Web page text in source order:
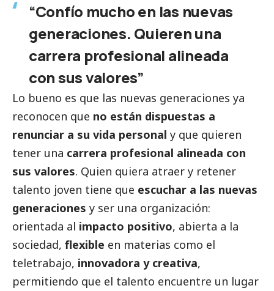
“Confío mucho en las nuevas
generaciones. Quieren una
carrera profesional alineada
con sus valores”
Lo bueno es que las nuevas generaciones ya
reconocen que no están dispuestas a
renunciar a su vida personal y que quieren
tener una carrera profesional alineada con
sus valores. Quien quiera atraer y retener
talento joven tiene que escuchar a las nuevas
generaciones y ser una organización:
orientada al impacto positivo, abierta a la
sociedad, flexible en materias como el
teletrabajo, innovadora y creativa,
permitiendo que el talento encuentre un lugar